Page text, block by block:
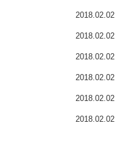
2018.02.02
2018.02.02
2018.02.02
2018.02.02
2018.02.02
2018.02.02